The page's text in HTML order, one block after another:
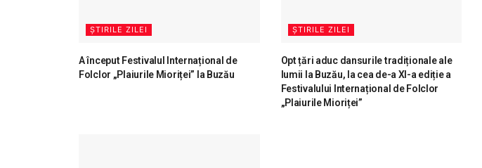
ȘTIRILE ZILEI
A început Festivalul Internațional de
Folclor „Plaiurile Mioriței” la Buzău
ȘTIRILE ZILEI
Opt țări aduc dansurile tradiționale ale
lumii la Buzău, la cea de-a XI-a ediție a
Festivalului Internațional de Folclor
„Plaiurile Mioriței”